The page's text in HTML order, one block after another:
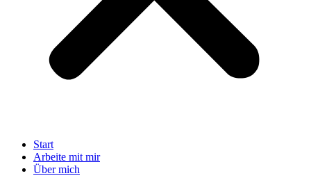
Start
Arbeite mit mir
Über mich